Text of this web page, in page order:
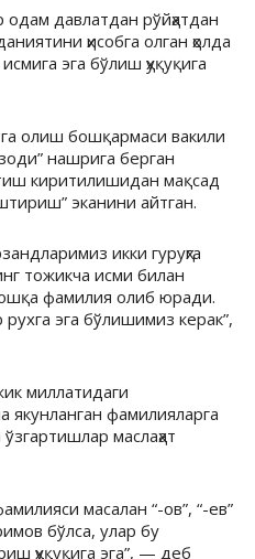
давлатдан рўйҳатдан
ҳисобга олган ҳолда
эга бўлиш ҳуқуқига
олиш бошқармаси вакили
нашрига берган
киритилишидан мақсад
эканини айтган.
икки гуруҳга
тожикча исми билан
фамилия олиб юради.
эга бўлишимиз керак”,
миллатидаги
якунланган фамилияларга
маслаҳат
масалан “-ов”, “-ев”
бўлса, улар бу
ҳуқуқига эга”, — деб